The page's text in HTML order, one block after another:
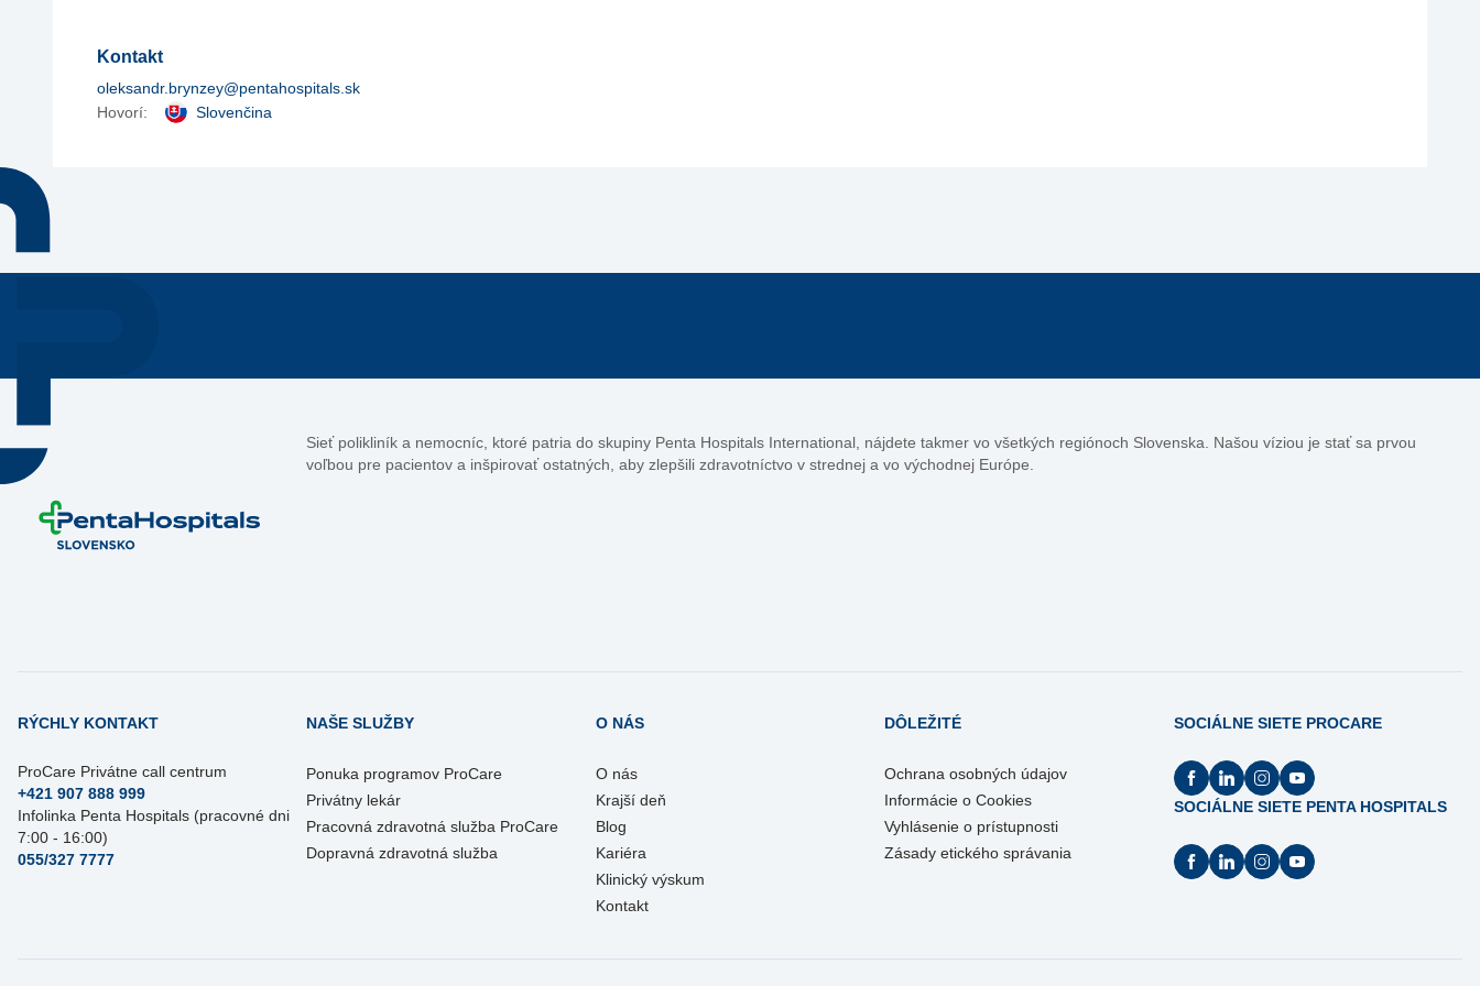
Kontakt
oleksandr.brynzey@pentahospitals.sk
Hovorí:
Slovenčina
Sieť polikliník a nemocníc, ktoré patria do skupiny Penta Hospitals International, nájdete takmer vo všetkých regiónoch Slovenska. Našou víziou je stať sa prvou
voľbou pre pacientov a inšpirovať ostatných, aby zlepšili zdravotníctvo v strednej a vo východnej Európe.
RÝCHLY KONTAKT
ProCare Privátne call centrum
+421 907 888 999
Infolinka Penta Hospitals (pracovné dni
7:00 - 16:00)
055/327 7777
NAŠE SLUŽBY
Ponuka programov ProCare
Privátny lekár
Pracovná zdravotná služba ProCare
Dopravná zdravotná služba
O NÁS
O nás
Krajší deň
Blog
Kariéra
Klinický výskum
Kontakt
DÔLEŽITÉ
Ochrana osobných údajov
Informácie o Cookies
Vyhlásenie o prístupnosti
Zásady etického správania
SOCIÁLNE SIETE PROCARE
SOCIÁLNE SIETE PENTA HOSPITALS